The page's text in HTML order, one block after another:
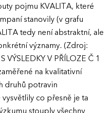
pojmu KVALITA, které
stanovily (v grafu
tedy není abstraktní, ale
významy. (Zdroj:
VÝSLEDKY V PŘÍLOZE Č 1
na kvalitativní
druhů potravin
co přesně je ta